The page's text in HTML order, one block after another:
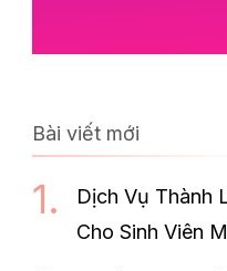
Bài viết mới
Dịch Vụ Thành
Cho Sinh Viên